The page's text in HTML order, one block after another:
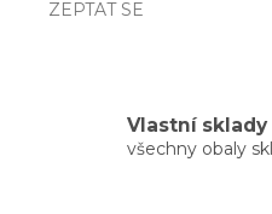
ZEPTAT SE
Vlastní sklady
všechny obaly